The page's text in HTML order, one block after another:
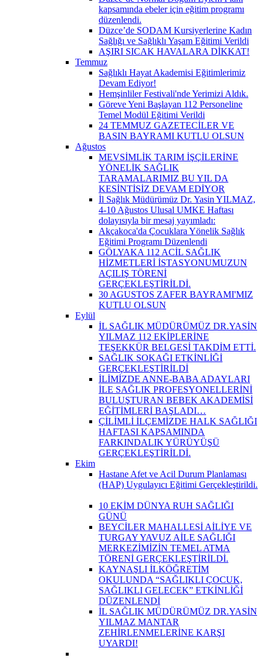
kapsamında ebeler için eğitim programı
düzenlendi.
Düzce’de SODAM Kursiyerlerine Kadın
Sağlığı ve Sağlıklı Yaşam Eğitimi Verildi
AŞIRI SICAK HAVALARA DİKKAT!
Temmuz
Sağlıklı Hayat Akademisi Eğitimlerimiz
Devam Ediyor!
Hemşinliler Festivali'nde Yerimizi Aldık.
Göreve Yeni Başlayan 112 Personeline
Temel Modül Eğitimi Verildi
24 TEMMUZ GAZETECİLER VE
BASIN BAYRAMI KUTLU OLSUN
Ağustos
MEVSİMLİK TARIM İŞÇİLERİNE
YÖNELİK SAĞLIK
TARAMALARIMIZ BU YIL DA
KESİNTİSİZ DEVAM EDİYOR
İl Sağlık Müdürümüz Dr. Yasin YILMAZ,
4-10 Ağustos Ulusal UMKE Haftası
dolayısıyla bir mesaj yayımladı:
Akçakoca'da Çocuklara Yönelik Sağlık
Eğitimi Programı Düzenlendi
GÖLYAKA 112 ACİL SAĞLIK
HİZMETLERİ İSTASYONUMUZUN
AÇILIŞ TÖRENİ
GERÇEKLEŞTİRİLDİ.
30 AGUSTOS ZAFER BAYRAMI'MIZ
KUTLU OLSUN
Eylül
İL SAĞLIK MÜDÜRÜMÜZ DR.YASİN
YILMAZ 112 EKİPLERİNE
TEŞEKKÜR BELGESİ TAKDİM ETTİ.
SAĞLIK SOKAĞI ETKİNLİĞİ
GERÇEKLEŞTİRİLDİ
İLİMİZDE ANNE-BABA ADAYLARI
İLE SAĞLIK PROFESYONELLERİNİ
BULUŞTURAN BEBEK AKADEMİSİ
EĞİTİMLERİ BAŞLADI…
ÇİLİMLİ İLÇEMİZDE HALK SAĞLIĞI
HAFTASI KAPSAMINDA
FARKINDALIK YÜRÜYÜŞÜ
GERÇEKLEŞTİRİLDİ.
Ekim
Hastane Afet ve Acil Durum Planlaması
(HAP) Uygulayıcı Eğitimi Gerçekleştirildi.
10 EKİM DÜNYA RUH SAĞLIĞI
GÜNÜ
BEYCİLER MAHALLESİ AİLİYE VE
TURGAY YAVUZ AİLE SAĞLIĞI
MERKEZİMİZİN TEMEL ATMA
TÖRENİ GERÇEKLEŞTİRİLDİ.
KAYNAŞLI İLKÖĞRETİM
OKULUNDA “SAĞLIKLI ÇOCUK,
SAĞLIKLI GELECEK” ETKİNLİĞİ
DÜZENLENDİ
İL SAĞLIK MÜDÜRÜMÜZ DR.YASİN
YILMAZ MANTAR
ZEHİRLENMELERİNE KARŞI
UYARDI!